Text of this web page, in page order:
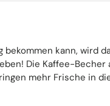
kann, wird
Die Kaffee-
mehr Frische in